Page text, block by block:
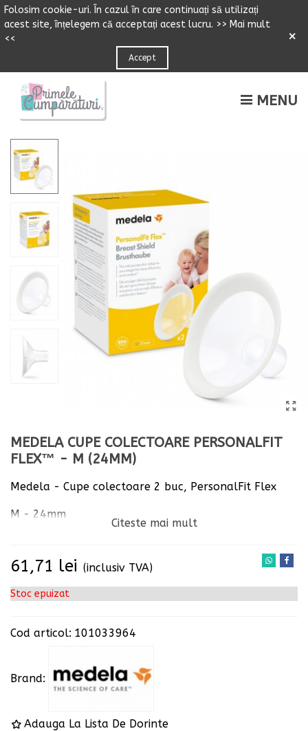
Folosim cookie-uri. n cazulîn care continuați să utilizați
acest site,înțelegem că acceptați acest lucru. >> Mai mult
<<
Accept
×
MENU
MEDELA CUPE COLECTOARE PERSONALFIT
FLEX™ - M (24MM)
Medela - Cupe colectoare 2 buc, PersonalFit Flex
M - 24mm
Citeste mai mult
61,71 lei (inclusiv TVA)
Stoc epuizat
Cod articol: 101033964
Brand:
Adauga La Lista De Dorinte